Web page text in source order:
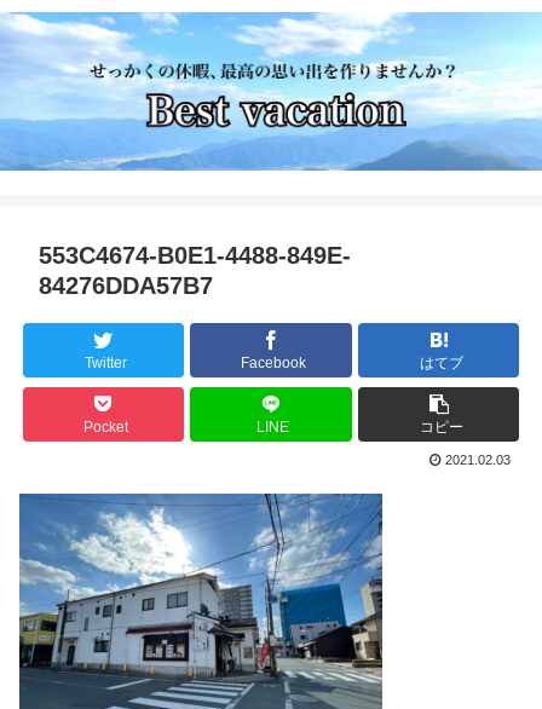
553C4674-B0E1-4488-849E-
84276DDA57B7
Twitter Facebook はてブ
Pocket LINE コピー
2021.02.03